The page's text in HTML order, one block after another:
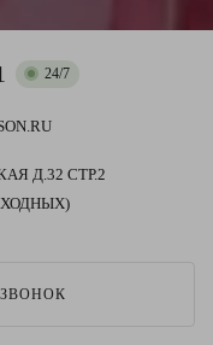
24/7
Д.32 СТР.2